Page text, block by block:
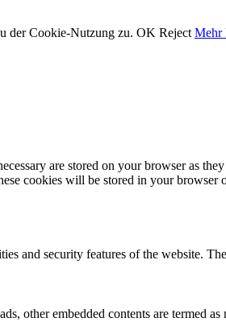
der Cookie-Nutzung zu. OK Reject Mehr
are stored on your browser as
cookies will be stored in your
and security features of the website.
other embedded contents are termed as